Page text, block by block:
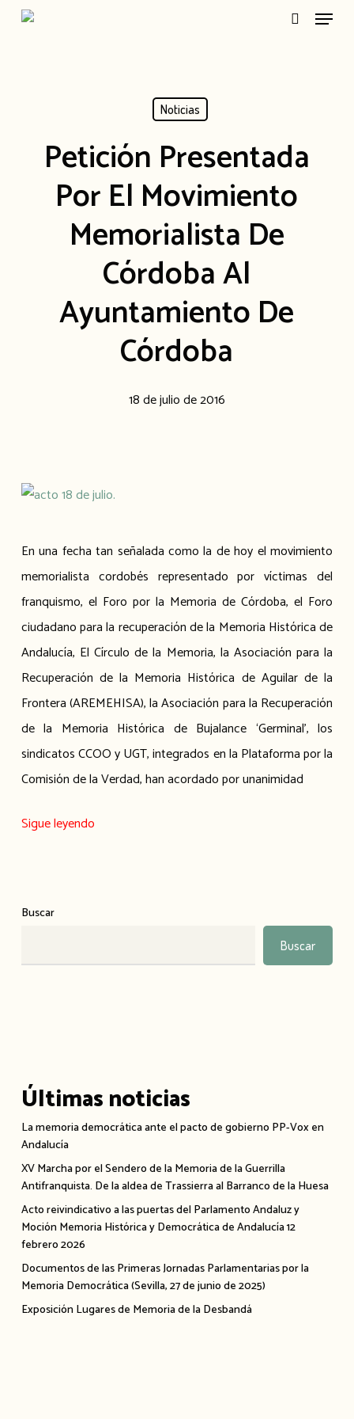
Menu
Noticias
Petición Presentada
Por El Movimiento
Memorialista De
Córdoba Al
Ayuntamiento De
Córdoba
18 de julio de 2016
En una fecha tan señalada como la de hoy el movimiento
memorialista cordobés representado por víctimas del
franquismo, el Foro por la Memoria de Córdoba, el Foro
ciudadano para la recuperación de la Memoria Histórica de
Andalucía, El Círculo de la Memoria, la Asociación para la
Recuperación de la Memoria Histórica de Aguilar de la
Frontera (AREMEHISA), la Asociación para la Recuperación
de la Memoria Histórica de Bujalance ‘Germinal’, los
sindicatos CCOO y UGT, integrados en la Plataforma por la
Comisión de la Verdad, han acordado por unanimidad
Sigue leyendo
Buscar
Buscar
Últimas noticias
La memoria democrática ante el pacto de gobierno PP-Vox en
Andalucía
XV Marcha por el Sendero de la Memoria de la Guerrilla
Antifranquista. De la aldea de Trassierra al Barranco de la Huesa
Acto reivindicativo a las puertas del Parlamento Andaluz y
Moción Memoria Histórica y Democrática de Andalucía 12
febrero 2026
Documentos de las Primeras Jornadas Parlamentarias por la
Memoria Democrática (Sevilla, 27 de junio de 2025)
Exposición Lugares de Memoria de la Desbandá